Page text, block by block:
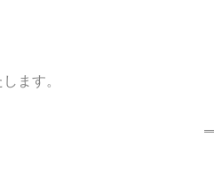
ます。